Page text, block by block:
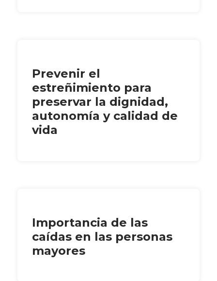
Prevenir el
estreñimiento para
preservar la dignidad,
autonomía y calidad de
vida
Importancia de las
caídas en las personas
mayores